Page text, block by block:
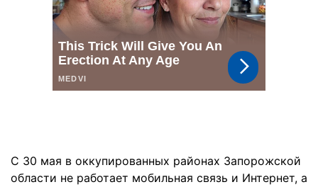
С 30 мая в оккупированных районах Запорожской
области не работает мобильная связь и Интернет, а